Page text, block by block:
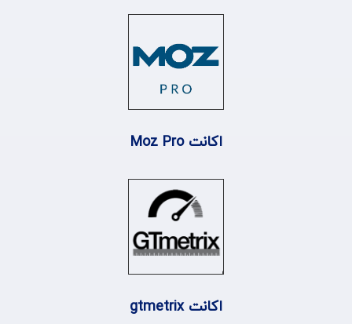
اکانت Moz Pro
اکانت gtmetrix